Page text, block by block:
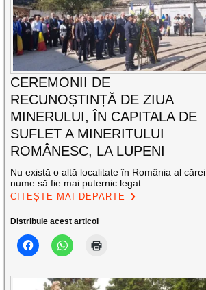
CEREMONII DE
RECUNOȘTINȚĂ DE ZIUA
MINERULUI, ÎN CAPITALA DE
SUFLET A MINERITULUI
ROMÂNESC, LA LUPENI
Nu există o altă localitate în România al cărei
nume să fie mai puternic legat
CITEȘTE MAI DEPARTE
Distribuie acest articol